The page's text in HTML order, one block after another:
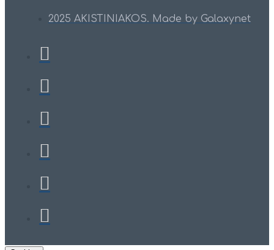
2025 AKISTINIAKOS. Made by Galaxynet